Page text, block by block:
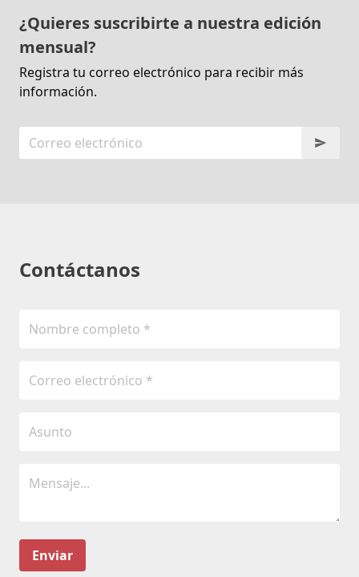
¿Quieres suscribirte a nuestra edición
mensual?
Registra tu correo electrónico para recibir más
información.
Contáctanos
Enviar